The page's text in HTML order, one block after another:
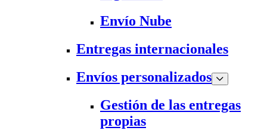
Envío Nube
Entregas internacionales
Envíos personalizados
Gestión de las entregas
propias